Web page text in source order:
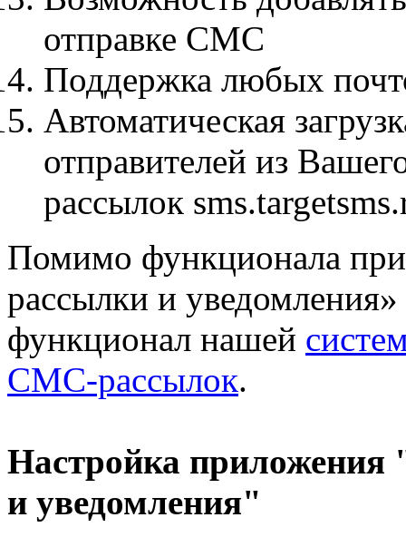
отправке СМС
Поддержка любых
Автоматическая
отправителей из
рассылок
Помимо функционала
рассылки и
функционал нашей
СМС-рассылок.
Настройка
и уведомления"